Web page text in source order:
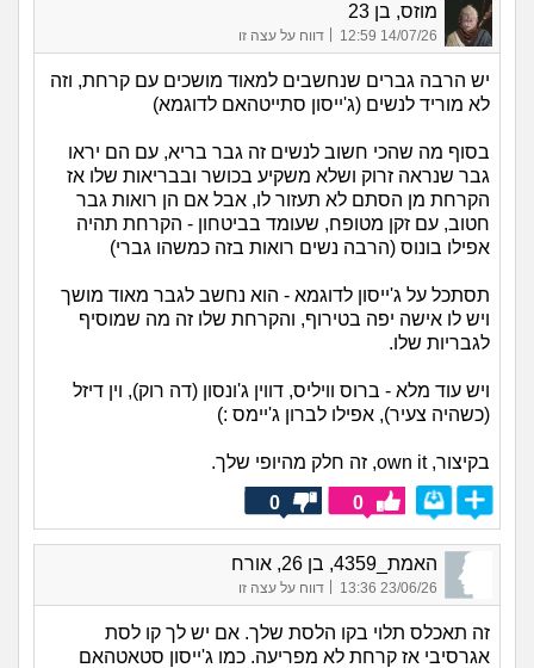
מוזס, בן 23
14/07/26 12:59 דווח על עצה זו
יש הרבה גברים שנחשבים למאוד מושכים עם קרחת, וזה
לא מוריד לנשים (ג'ייסון סתייטהאם לדוגמא)
בסוף מה שהכי חשוב לנשים זה גבר בריא, עם הם יראו
גבר שנראה זרוק ושלא משקיע בכושר ובבריאות שלו אז
הקרחת מן הסתם לא תעזור לו, אבל אם הן רואות גבר
חטוב, עם זקן מטופח, שעומד בביטחון - הקרחת תהיה
אפילו בונוס (הרבה נשים רואות בזה כמשהו גברי)
תסתכל על ג'ייסון לדוגמא - הוא נחשב לגבר מאוד מושך
ויש לו אישה יפה בטירוף, והקרחת שלו זה מה שמוסיף
לגבריות שלו.
ויש עוד מלא - ברוס וויליס, דווין ג'ונסון (דה רוק), וין דיזל
(כשהיה צעיר), אפילו לברון ג'יימס :)
בקיצור, own it, זה חלק מהיופי שלך.
0
0
האמת_4359, בן 26, אורח
23/06/26 13:36
| דווח על עצה זו
זה תאכלס תלוי בקו הלסת שלך. אם יש לך קו לסת
אגרסיבי אז קרחת לא מפריעה. כמו ג'ייסון סטאטהאם